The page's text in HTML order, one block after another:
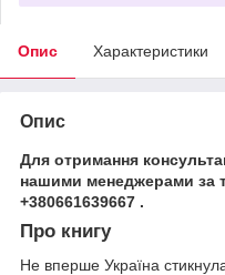
Опис Характеристики
Опис
Для отримання
нашими менеджерами за
+380661639667 .
Про книгу
Не вперше Україна